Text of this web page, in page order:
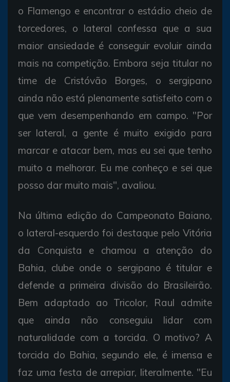
o Flamengo e encontrar o estádio cheio de
torcedores, o lateral confessa que a sua
maior ansiedade é conseguir evoluir ainda
mais na competição. Embora seja titular no
time de Cristóvão Borges, o sergipano
ainda não está plenamente satisfeito com o
que vem desempenhando em campo. "Por
ser lateral, a gente é muito exigido para
marcar e atacar bem, mas eu sei que tenho
muito a melhorar. Eu me conheço e sei que
posso dar muito mais", avaliou.
Na última edição do Campeonato Baiano,
o lateral-esquerdo foi destaque pelo Vitória
da Conquista e chamou a atenção do
Bahia, clube onde o sergipano é titular e
defende a primeira divisão do Brasileirão.
Bem adaptado ao Tricolor, Raul admite
que ainda não conseguiu lidar com
naturalidade com a torcida. O motivo? A
torcida do Bahia, segundo ele, é imensa e
faz uma festa de arrepiar, literalmente. "Eu